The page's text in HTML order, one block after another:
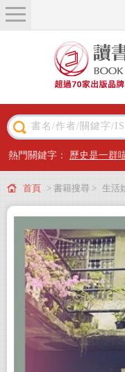
關於我們
近期新書
主題閱讀
出版專區
會員專屬
會員儲值方案
熱門關鍵字： 歷史是一群
首頁 > 書籍搜尋 > 生活